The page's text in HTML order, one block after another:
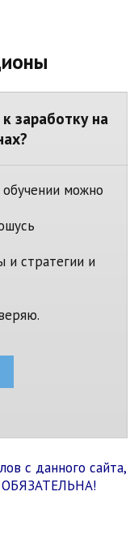
заработку на
можно
и стратегии и
с данного сайта,
ОБЯЗАТЕЛЬНА!